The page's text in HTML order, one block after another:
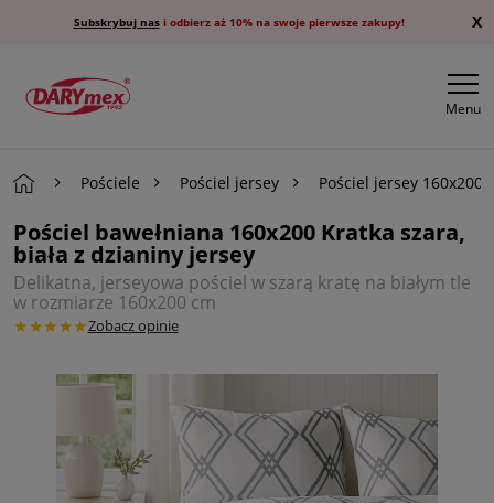
Subskrybuj nasi odbierz aż 10% na swoje pierwsze zakupy! X
Menu
Pościele Pościel jersey Pościel jersey 160x200
Pościel bawełniana 160x200 Kratka szara,
biała z dzianiny jersey
Delikatna, jerseyowa pościel w szarą kratę na białym tle
w rozmiarze 160x200 cm
★★★★★Zobacz opinie